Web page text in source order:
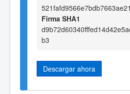
Firma SHA1
b3
Descargar ahora